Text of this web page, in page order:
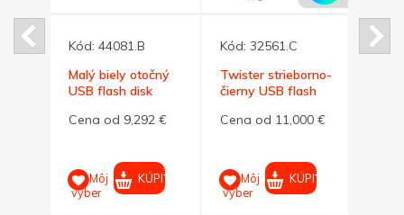
Kód: 44081.B
Malý biely otočný
USB flash disk
Cena od 9,292 €
Môj
výber
KÚPIŤ
Kód: 32561.C
Twister strieborno-
čierny USB flash
Cena od 11,000 €
Môj
výber
KÚPIŤ
Kód: